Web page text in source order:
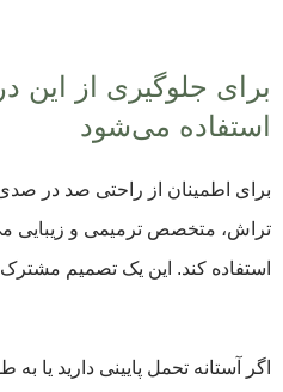
برای جلوگیری از
استفاده‌ می‌شود
برای اطمینان از راحتی صد در
تراش، متخصص ترمیمی و زیبایی
استفاده کند. این یک تصمیم
اگر آستانه تحمل پایینی دارید یا